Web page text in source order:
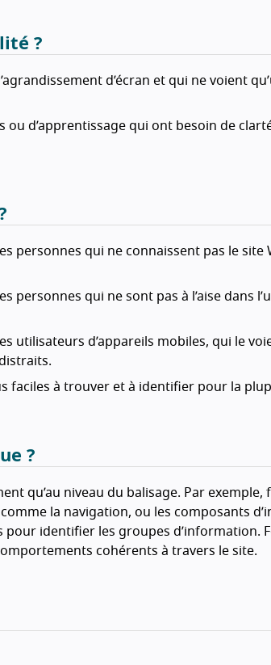
?
d’écran et qui ne voient
ou d’apprentissage qui ont besoin de
personnes qui ne connaissent pas le site
personnes qui ne sont pas à l’aise dans
utilisateurs d’appareils mobiles, qui le
faciles à trouver et à identifier pour la
?
qu’au niveau du balisage. Par exemple,
la navigation, ou les composants
identifier les groupes d’information.
cohérents à travers le site.